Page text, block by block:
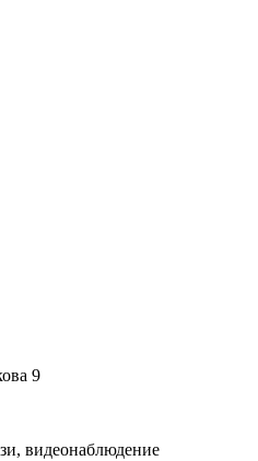
9
видеонаблюдение